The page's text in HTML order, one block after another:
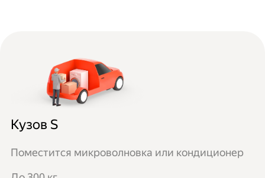
Кузов S
Поместится микроволновка или кондиционер